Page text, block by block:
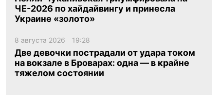
ЧЕ-2026 по хайдайвингу и принесла
Украине «золото»
8 августа 2026 19:28
Две девочки пострадали от удара током
на вокзале в Броварах: одна — в крайне
тяжелом состоянии